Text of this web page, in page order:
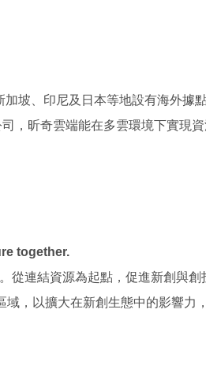
坡、印尼及日本等地設有海外據
，昕奇雲端能在多雲環境下實現
together.
連結資源為起點，促進新創與
域，以擴大在新創生態中的影響力